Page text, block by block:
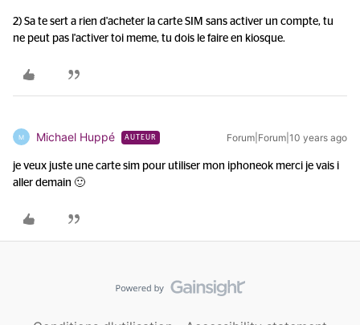
2) Sa te sert a rien d'acheter la carte SIM sans activer un compte, tu
ne peut pas l'activer toi meme, tu dois le faire en kiosque.
M Michael Huppé AUTEUR Forum|Forum|10 years ago
je veux juste une carte sim pour utiliser mon iphoneok merci je vais i
aller demain 🙂